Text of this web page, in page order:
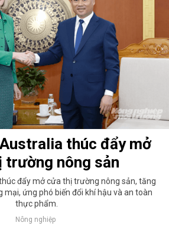
thúc đẩy mở
trường nông sản
đẩy mở cửa thị trường nông sản, tăng
ứng phó biến đổi khí hậu và an toàn
thực phẩm.
Nông nghiệp